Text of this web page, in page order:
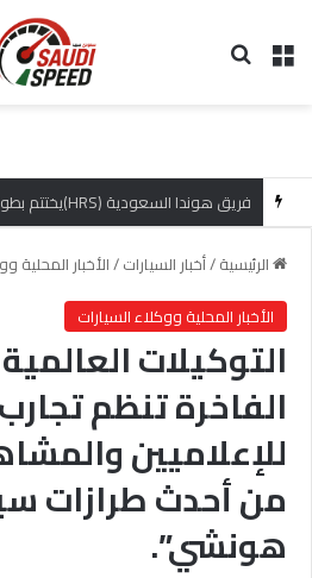
القائمة
الرئيسية/أخبار السيارات/الأخبار المحلية
الأخبار المحلية ووكلاء السيارات
التوكيلات
الفاخرة تنظم
للإعلاميين
من أحدث طرازات
هونشي”.